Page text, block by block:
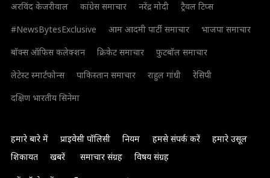
अरविंद केजरीवाल कांग्रेस समाचार नरेंद्र मोदी
ट्रैवल टिप्स
#NewsBytesExclusive
आम आदमी पार्टी समाचार
भाजपा समाचार
बॉक्स ऑफिस कलेक्शन
क्रिकेट समाचार
फुटबॉल समाचार
लेटेस्ट स्मार्टफोन्स
पाकिस्तान समाचार राहुल गांधी
रेसिपी
दक्षिण भारतीय सिनेमा
हमारे बारे में प्राइवेसी पॉलिसी नियम हमसे संपर्क करें
हमारे उसूल
शिकायत
खबरें समाचार संग्रह विषय संग्रह